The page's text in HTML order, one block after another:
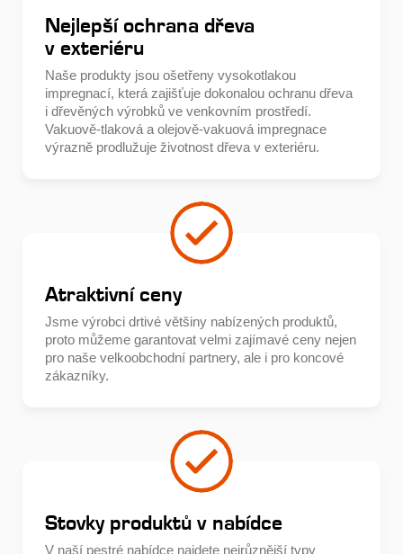
Nejlepší ochrana dřeva
v exteriéru
Naše produkty jsou ošetřeny vysokotlakou
impregnací, která zajišťuje dokonalou ochranu dřeva
i dřevěných výrobků ve venkovním prostředí.
Vakuově-tlaková a olejově-vakuová impregnace
výrazně prodlužuje životnost dřeva v exteriéru.
Atraktivní ceny
Jsme výrobci drtivé většiny nabízených produktů,
proto můžeme garantovat velmi zajímavé ceny nejen
pro naše velkoobchodní partnery, ale i pro koncové
zákazníky.
Stovky produktů v nabídce
V naší pestré nabídce najdete nejrůznější typy